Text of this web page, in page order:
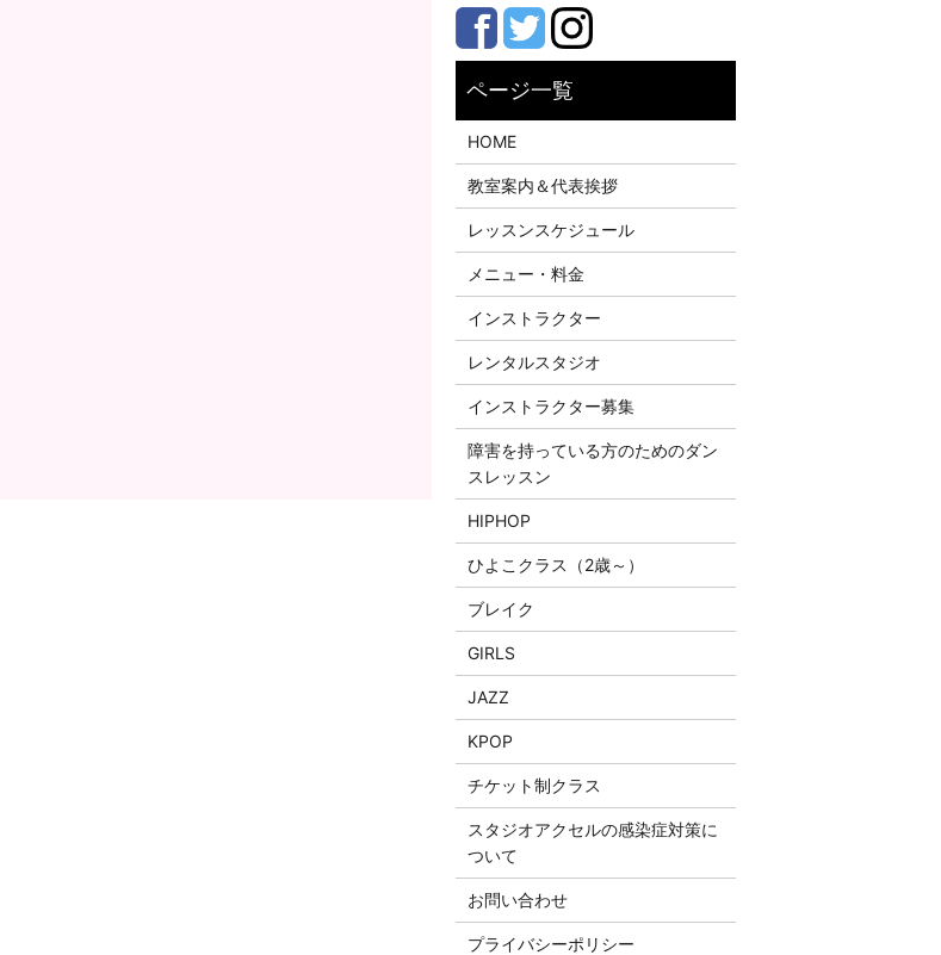
HOME
教室案内＆代表挨拶
レッスンスケジュール
メニュー・料金
インストラクター
レンタルスタジオ
インストラクター募集
障害を持っている方のためのダン
スレッスン
HIPHOP
ひよこクラス（2歳～）
ブレイク
GIRLS
JAZZ
KPOP
チケット制クラス
スタジオアクセルの感染症対策に
ついて
お問い合わせ
プライバシーポリシー